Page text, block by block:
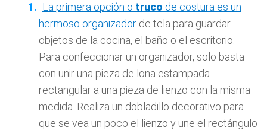
La primera opción o truco de costura es un
hermoso organizador de tela para guardar
objetos de la cocina, el baño o el escritorio.
Para confeccionar un organizador, solo basta
con unir una pieza de lona estampada
rectangular a una pieza de lienzo con la misma
medida. Realiza un dobladillo decorativo para
que se vea un poco el lienzo y une el rectángulo